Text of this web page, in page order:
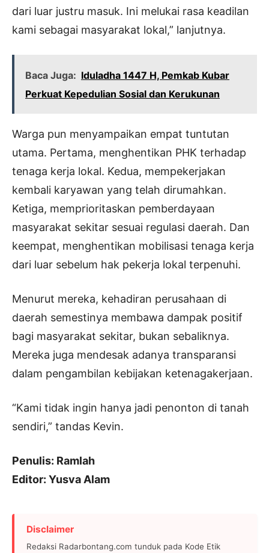
dari luar justru masuk. Ini melukai rasa keadilan
kami sebagai masyarakat lokal,” lanjutnya.
Baca Juga: Iduladha 1447 H, Pemkab Kubar
Perkuat Kepedulian Sosial dan Kerukunan
Warga pun menyampaikan empat tuntutan
utama. Pertama, menghentikan PHK terhadap
tenaga kerja lokal. Kedua, mempekerjakan
kembali karyawan yang telah dirumahkan.
Ketiga, memprioritaskan pemberdayaan
masyarakat sekitar sesuai regulasi daerah. Dan
keempat, menghentikan mobilisasi tenaga kerja
dari luar sebelum hak pekerja lokal terpenuhi.
Menurut mereka, kehadiran perusahaan di
daerah semestinya membawa dampak positif
bagi masyarakat sekitar, bukan sebaliknya.
Mereka juga mendesak adanya transparansi
dalam pengambilan kebijakan ketenagakerjaan.
“Kami tidak ingin hanya jadi penonton di tanah
sendiri,” tandas Kevin.
Penulis: Ramlah
Editor: Yusva Alam
Disclaimer
Redaksi Radarbontang.com tunduk pada Kode Etik